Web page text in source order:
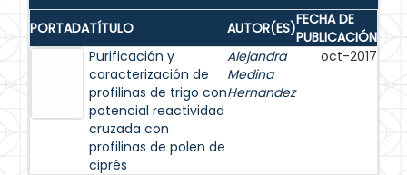
PORTADATÍTULO AUTOR(ES)FECHA DE
PUBLICACIÓN
Purificación y
caracterización de
profilinas de trigo con
potencial reactividad
cruzada con
profilinas de polen de
ciprés
Alejandra
Medina
Hernandez
oct-2017